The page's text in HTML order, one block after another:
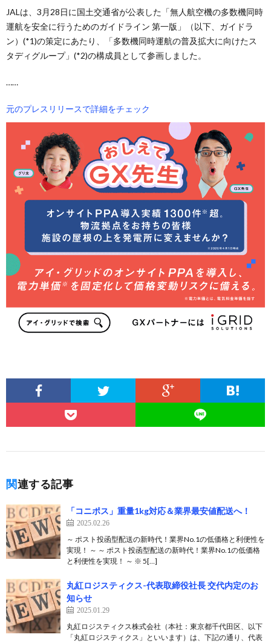
JALは、3月28日に国土交通省が公表した「無人航空機の多数機同時
運航を安全に行うためのガイドライン 第一版」（以下、ガイドラ
ン）(*1)の策定にあたり、「多数機同時運航の普及拡大に向けたス
タディグループ」(*2)の構成員として参画しました。
……
元のプレスリリースで詳細をチェック
関連する記事
「コニポス」重量1kg対応＆業界最安値配送へ！
2025.02.26
～ ポスト投函型配送の新時代！業界No.1の低価格と利便性を
実現！ ～ ～ ポスト投函型配送の新時代！業界No.1の低価格
と利便性を実現！ ～ ※ 5[…]
丸紅ロジスティクス-代表取締役社長 交代内定のお
知らせ
2025.01.29
丸紅ロジスティクス株式会社（本社：東京都千代田区、以下
「丸紅ロジスティクス」といいます）は、下記の通り、代表